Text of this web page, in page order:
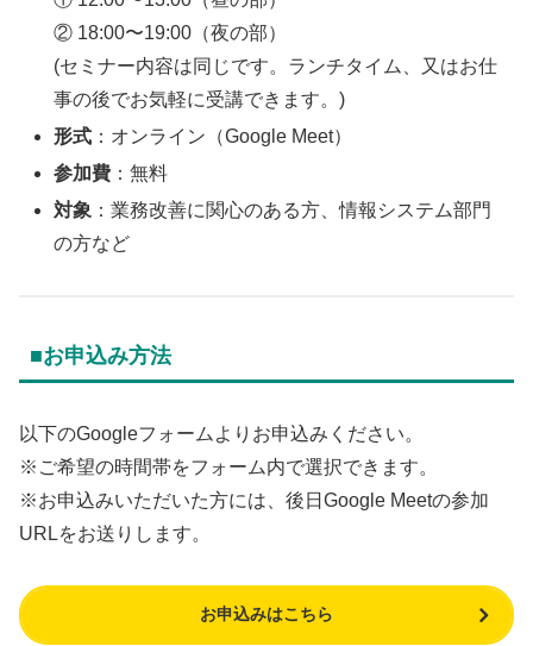
② 18:00〜19:00（夜の部）
(セミナー内容は同じです。ランチタイム、又はお仕
事の後でお気軽に受講できます。)
形式 ：オンライン（Google Meet）
参加費 ：無料
対象 ：業務改善に関心のある方、情報システム部門
の方など
■お申込み方法
以下のGoogleフォームよりお申込みください。
※ご希望の時間帯をフォーム内で選択できます。
※お申込みいただいた方には、後日Google Meetの参加
URLをお送りします。
お申込みはこちら